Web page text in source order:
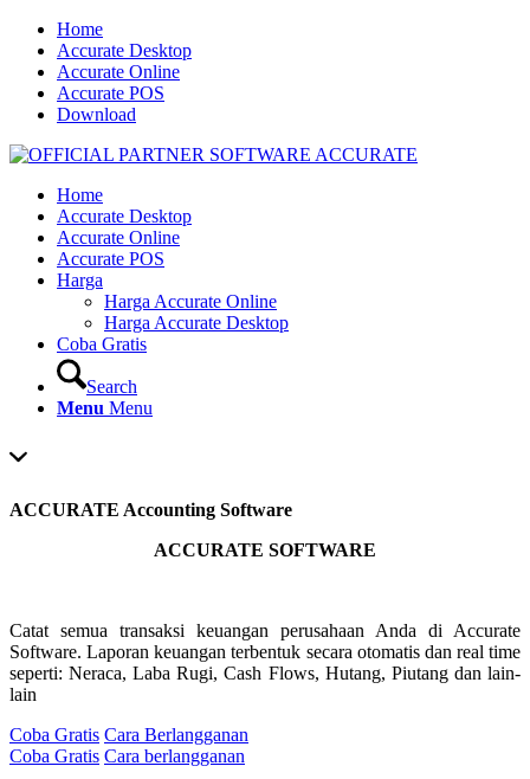
Home
Accurate Desktop
Accurate Online
Accurate POS
Download
Home
Accurate Desktop
Accurate Online
Accurate POS
Harga
Harga Accurate Online
Harga Accurate Desktop
Coba Gratis
Search
Menu Menu
ACCURATE Accounting Software
ACCURATE SOFTWARE
Catat semua transaksi keuangan perusahaan Anda di Accurate
Software. Laporan keuangan terbentuk secara otomatis dan real time
seperti: Neraca, Laba Rugi, Cash Flows, Hutang, Piutang dan lain-
lain
Coba Gratis Cara Berlangganan
Coba Gratis Cara berlangganan